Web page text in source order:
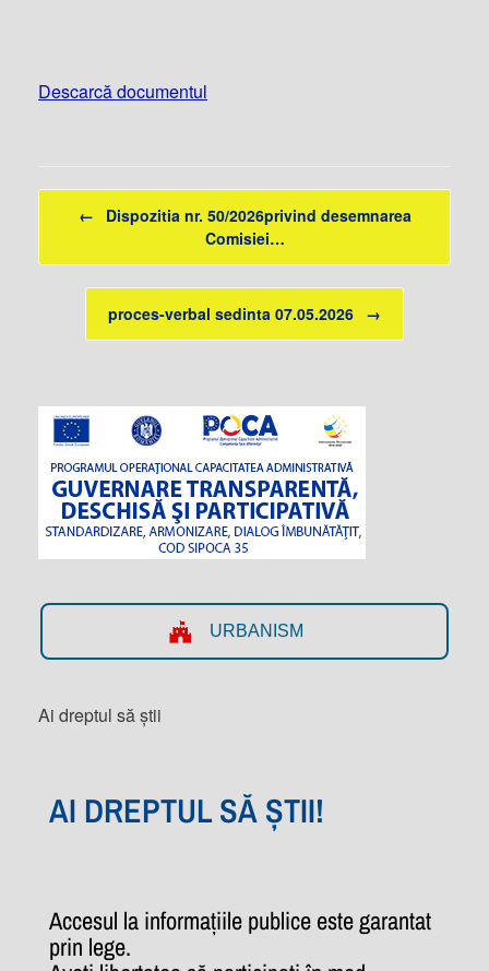
Descarcă documentul
←
Dispozitia nr. 50/2026privind desemnarea
Comisiei…
proces-verbal sedinta 07.05.2026 →
URBANISM
Ai dreptul să știi
AI DREPTUL SĂ ȘTII!
Accesul la informațiile publice este garantat
prin lege.